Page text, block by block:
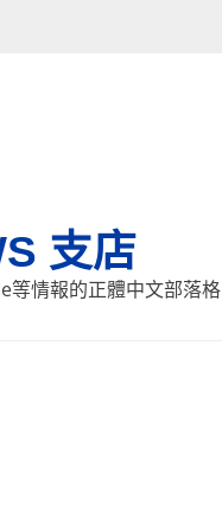
支店
等情報的正體中文部落格